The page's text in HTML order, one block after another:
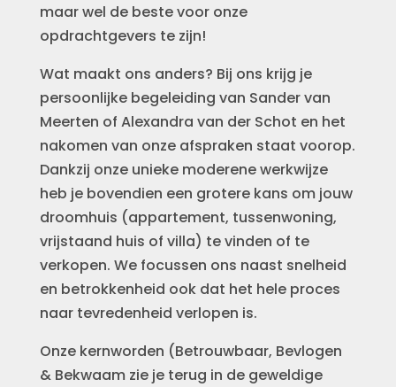
maar wel de beste voor onze
opdrachtgevers te zijn!
Wat maakt ons anders? Bij ons krijg je
persoonlijke begeleiding van Sander van
Meerten of Alexandra van der Schot en het
nakomen van onze afspraken staat voorop.
Dankzij onze unieke moderene werkwijze
heb je bovendien een grotere kans om jouw
droomhuis (appartement, tussenwoning,
vrijstaand huis of villa) te vinden of te
verkopen. We focussen ons naast snelheid
en betrokkenheid ook dat het hele proces
naar tevredenheid verlopen is.
Onze kernworden (Betrouwbaar, Bevlogen
& Bekwaam zie je terug in de geweldige